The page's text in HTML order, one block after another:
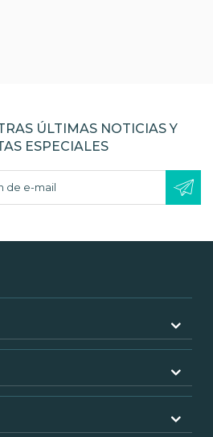
ÚLTIMAS NOTICIAS Y
ESPECIALES